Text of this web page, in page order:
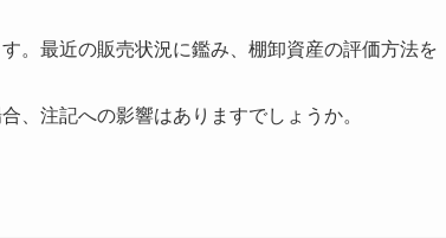
。最近の販売状況に鑑み、棚卸資産の評価方法を
、注記への影響はありますでしょうか。